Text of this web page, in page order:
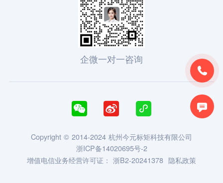


企微一对一咨询
  
Copyright © 2014-2024 杭州今元标矩科技有限公司
浙ICP备14020695号-2
增值电信业务经营许可证： 浙B2-20241378 隐私政策